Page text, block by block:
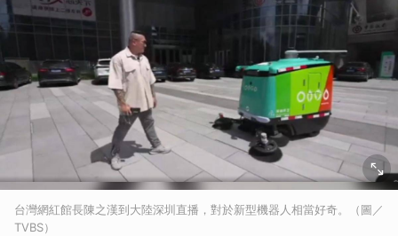
台灣網紅館長陳之漢到大陸深圳直播，對於新型機器人相當好奇。（圖／
TVBS）